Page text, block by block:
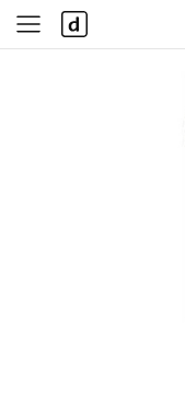
사
이
다
나
와